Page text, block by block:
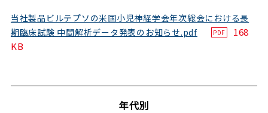
当社製品ビルテプソの米国小児神経学会年次総会における長
期臨床試験 中間解析データ発表のお知らせ.pdf
PDF
168
KB
年代別